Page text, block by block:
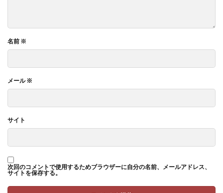
名前 ※
メール※
サイト
次回のコメントで使用するためブラウザーに自分の名前、メールアドレス、
サイトを保存する。